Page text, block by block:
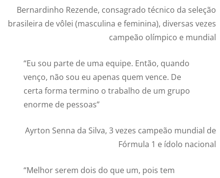
Bernardinho Rezende, consagrado técnico da seleção
brasileira de vôlei (masculina e feminina), diversas vezes
campeão olímpico e mundial
“Eu sou parte de uma equipe. Então, quando
venço, não sou eu apenas quem vence. De
certa forma termino o trabalho de um grupo
enorme de pessoas”
Ayrton Senna da Silva, 3 vezes campeão mundial de
Fórmula 1 e ídolo nacional
“Melhor serem dois do que um, pois tem